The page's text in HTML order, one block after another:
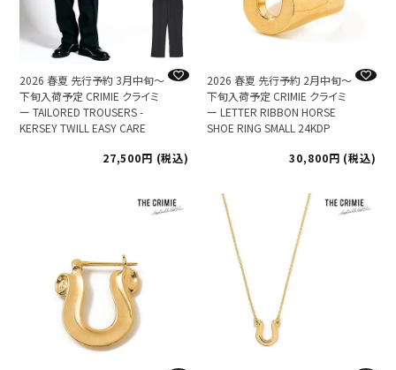
2026 春夏 先行予約 3月中旬～
下旬入荷予定 CRIMIE クライミ
ー TAILORED TROUSERS -
KERSEY TWILL EASY CARE
27,500
税込
2026 春夏 先行予約 2月中旬～
下旬入荷予定 CRIMIE クライミ
ー LETTER RIBBON HORSE
SHOE RING SMALL 24KDP
30,800
税込